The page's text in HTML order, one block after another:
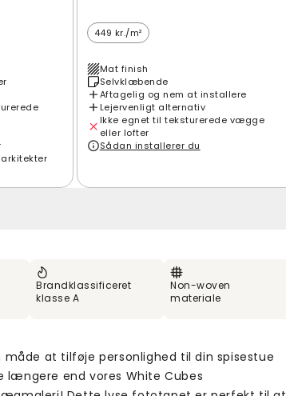
449 kr./m²
Mat finish
Selvklæbende
Aftagelig og nem at installere
Lejervenligt alternativ
Ikke egnet til teksturerede vægge
eller lofter
Sådan installerer du
Brandklassificeret
klasse A
Non-woven
materiale
måde at tilføje personlighed til din spisestue
længere end vores White Cubes